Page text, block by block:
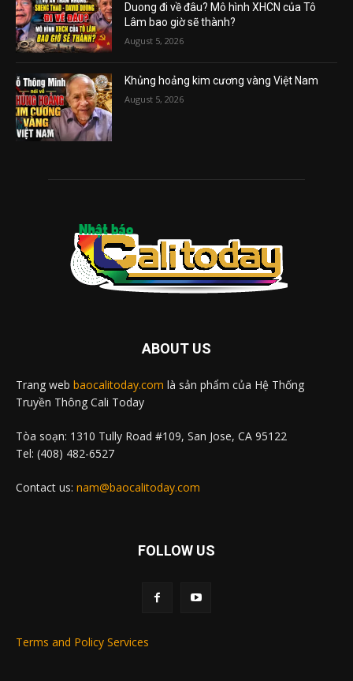
Duong đi về đâu? Mô hình XHCN của Tô
Lâm bao giờ sẽ thành?
August 5, 2026
Khủng hoảng kim cương vàng Việt Nam
August 5, 2026
ABOUT US
Trang web baocalitoday.com là sản phẩm của Hệ Thống
Truyền Thông Cali Today
Tòa soạn: 1310 Tully Road #109, San Jose, CA 95122
Tel: (408) 482-6527
Contact us: nam@baocalitoday.com
FOLLOW US
Terms and Policy Services